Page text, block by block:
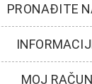
PRONAĐITE
MOJ RAČUN